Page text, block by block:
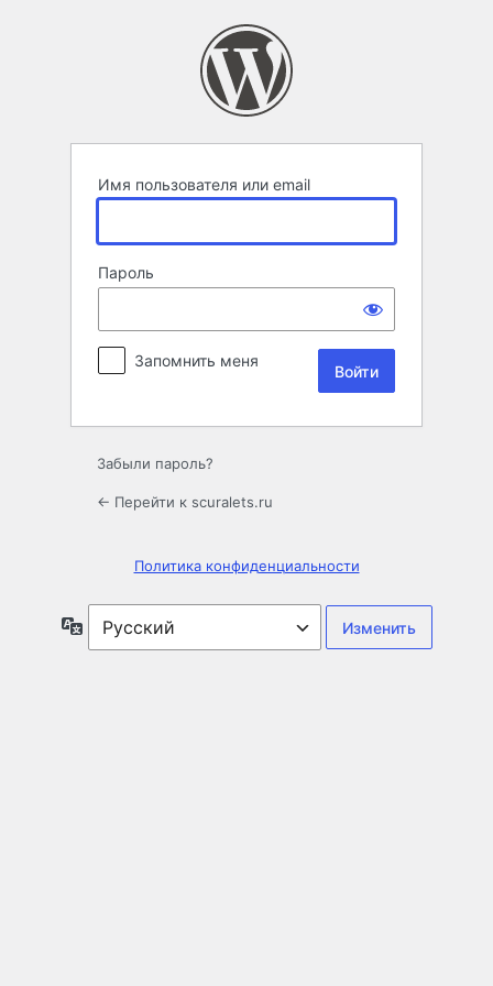
Имя пользователя или email
Пароль
Запомнить меня
Забыли пароль?
← Перейти к scuralets.ru
Политика конфиденциальности
Язык